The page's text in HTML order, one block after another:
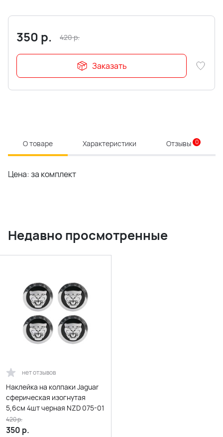
350 р. 420р.
Заказать
О товаре Характеристики Отзывы 0
Цена: за комплект
Недавно просмотренные
нет отзывов
Наклейка на колпаки Jaguar
сферическая изогнутая
5,6см 4шт черная NZD 075-01
350 р.
420р.